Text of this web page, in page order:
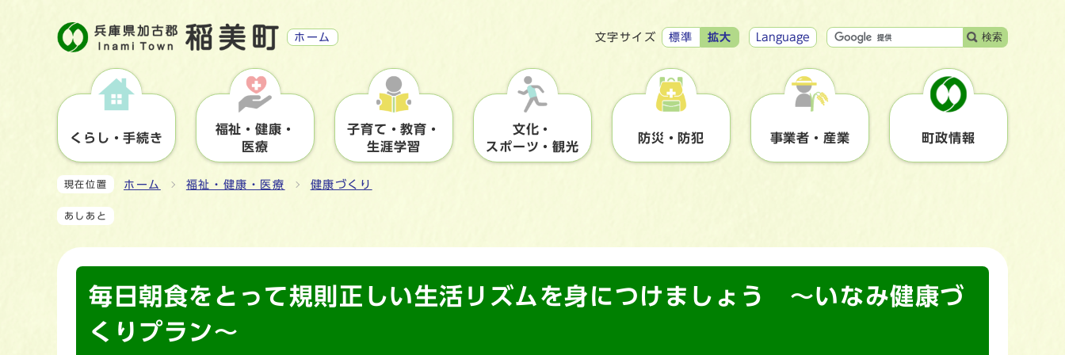
ホーム 文字サイズ 標準 拡大 Language 検索
くらし・手続き
福祉・健康・
医療
子育て・教育・
生涯学習
文化・
スポーツ・観光
防災・防犯 事業者・産業 町政情報
現在位置 ホーム 福祉・健康・医療 健康づくり
あしあと
毎日朝食をとって規則正しい生活リズムを身につけましょう ～いなみ健康づ
くりプラン～